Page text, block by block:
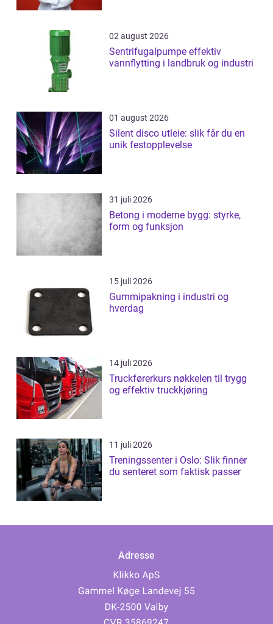
02 august 2026
Sentrifugalpumpe effektiv
vannflytting i landbruk og industri
01 august 2026
Silent disco utleie: slik får du en
unik festopplevelse
31 juli 2026
Betong i moderne bygg: styrke,
form og funksjon
15 juli 2026
Gummipakning i industri og
hverdag
14 juli 2026
Truckførerkurs nøkkelen til trygg
og effektiv truckkjøring
11 juli 2026
Treningssenter i Oslo: Slik finner
du senteret som faktisk passer
Adresse